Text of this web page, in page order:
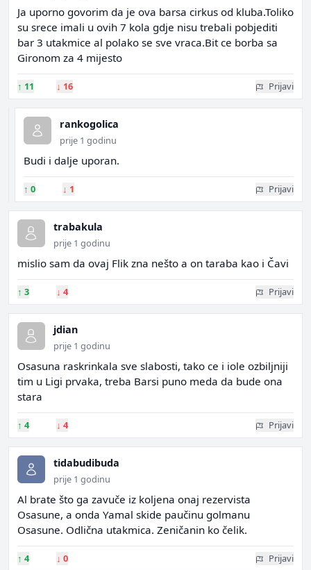
Ja uporno govorim da je ova barsa cirkus od kluba.Toliko
su srece imali u ovih 7 kola gdje nisu trebali pobjediti
bar 3 utakmice al polako se sve vraca.Bit ce borba sa
Gironom za 4 mijesto
↑ 11 ↓ 16 Prijavi
rankogolica
prije 1 godinu
Budi i dalje uporan.
↑ 0 ↓ 1 Prijavi
trabakula
prije 1 godinu
mislio sam da ovaj Flik zna nešto a on taraba kao i Čavi
↑ 3 ↓ 4 Prijavi
jdian
prije 1 godinu
Osasuna raskrinkala sve slabosti, tako ce i iole ozbiljniji
tim u Ligi prvaka, treba Barsi puno meda da bude ona
stara
↑ 4 ↓ 4 Prijavi
tidabudibuda
prije 1 godinu
Al brate što ga zavuče iz koljena onaj rezervista
Osasune, a onda Yamal skide paučinu golmanu
Osasune. Odlična utakmica. Zeničanin ko čelik.
↑ 4 ↓ 0 Prijavi